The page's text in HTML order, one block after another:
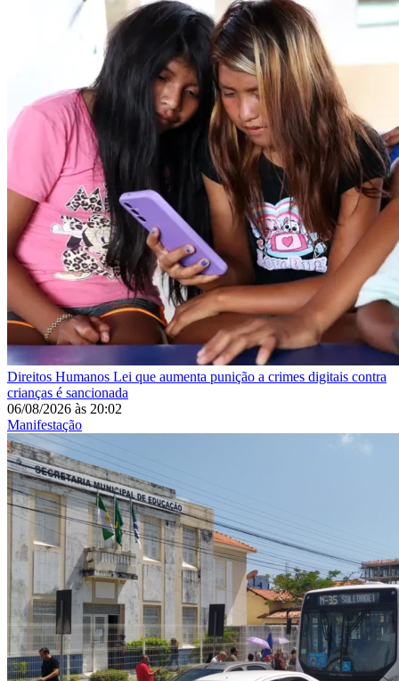
Direitos Humanos Lei que aumenta punição a crimes digitais contra
crianças é sancionada
06/08/2026 às 20:02
Manifestação